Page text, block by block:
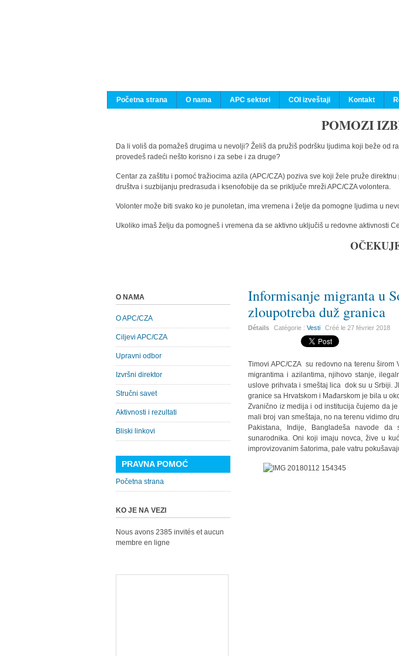
Početna strana
O nama APC sektori COI izveštaji Kontakt
POMOZI
Da li voliš da pomažeš drugima u nevolji? Želiš da pružiš podršku ljudima koji beže od
provedeš radeći nešto korisno i za sebe i za druge?
Centar za zaštitu i pomoć tražiocima azila (APC/CZA) poziva sve koji žele pruže
društva i suzbijanju predrasuda i ksenofobije da se priključe mreži APC/CZA volontera.
Volonter može biti svako ko je punoletan, ima vremena i želje da pomogne ljudima u
Ukoliko imaš želju da pomogneš i vremena da se aktivno uključiš u redovne aktivnosti
Informisanje migranta u
zloupotreba duž granica
Détails Catégorie :Vesti Créé le27 février 2018
Timovi APC/CZA su redovno na terenu širom
migrantima i azilantima, njihovo stanje,
uslove prihvata i smeštaj lica dok su u Srbiji.
granice sa Hrvatskom i Mađarskom je bila u
Zvanično iz medija i od institucija čujemo da
mali broj van smeštaja, no na terenu vidimo
Pakistana, Indije, Bangladeša navode
sunarodnika. Oni koji imaju novca, žive u
improvizovanim šatorima, pale vatru
O NAMA
O APC/CZA
Ciljevi APC/CZA
Upravni odbor
Izvršni direktor
Stručni savet
Aktivnosti i rezultati
Bliski linkovi
PRAVNA POMOĆ
Početna strana
KO JE NA VEZI
Nous avons 2385 invités et aucun
membre en ligne